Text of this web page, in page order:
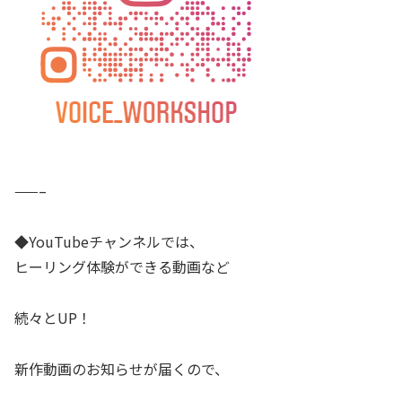
——–
◆YouTubeチャンネルでは、
ヒーリング体験ができる動画など
続々とUP！
新作動画のお知らせが届くので、